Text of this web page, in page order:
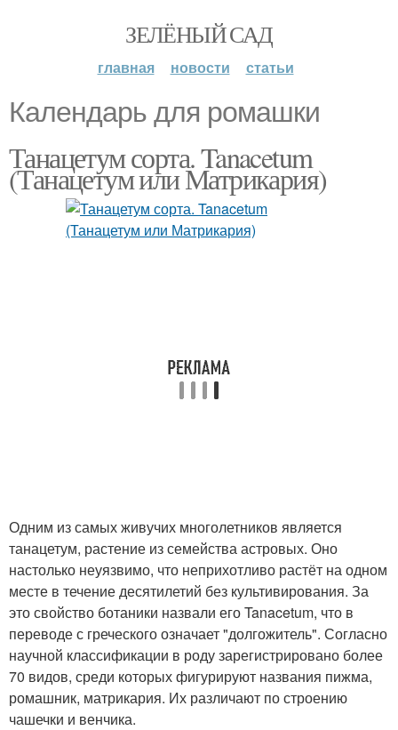
ЗЕЛЁНЫЙ САД
главная новости статьи
Календарь для ромашки
Танацетум сорта. Tanacetum
(Танацетум или Матрикария)
Одним из самых живучих многолетников является
танацетум, растение из семейства астровых. Оно
настолько неуязвимо, что неприхотливо растёт на одном
месте в течение десятилетий без культивирования. За
это свойство ботаники назвали его Tanacetum, что в
переводе с греческого означает "долгожитель". Согласно
научной классификации в роду зарегистрировано более
70 видов, среди которых фигурируют названия пижма,
ромашник, матрикария. Их различают по строению
чашечки и венчика.